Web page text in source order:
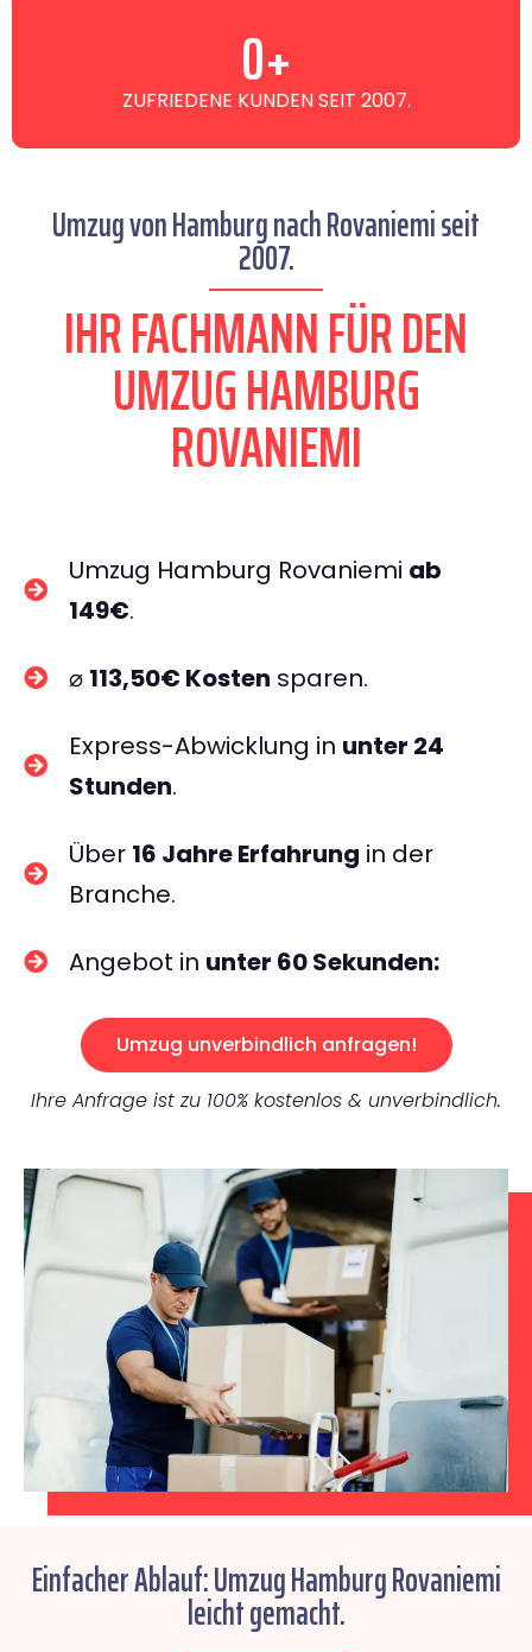
ZUFRIEDENE KUNDEN SEIT 2007.
0+
Umzug von Hamburg nach Rovaniemi seit
2007.
IHR FACHMANN FÜR DEN
UMZUG HAMBURG
ROVANIEMI
Umzug Hamburg Rovaniemi ab
149€.
⌀ 113,50€ Kosten sparen.
Express-Abwicklung in unter 24
Stunden.
Über 16 Jahre Erfahrung in der
Branche.
Angebot in unter 60 Sekunden:
Umzug unverbindlich anfragen!
Ihre Anfrage ist zu 100% kostenlos & unverbindlich.
Einfacher Ablauf: Umzug Hamburg Rovaniemi
leicht gemacht.